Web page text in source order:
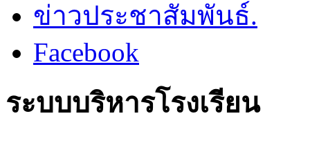
ข่าวประชาสัมพันธ์.
Facebook
ระบบบริหารโรงเรียน